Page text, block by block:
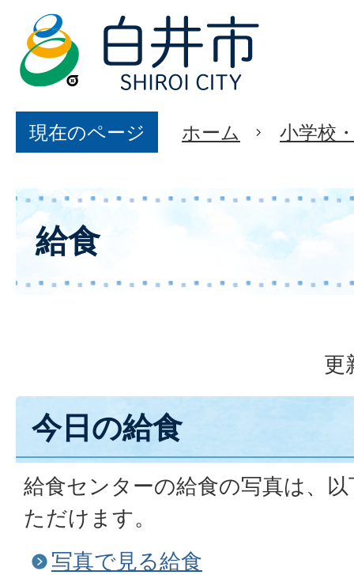
現在のページ ホーム 小学校
給食
更
今日の給食
給食センターの給食の写真は、
ただけます。
写真で見る給食